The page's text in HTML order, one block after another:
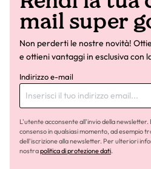
mail super
Non perderti le nostre novità!
e ottieni vantaggi in esclusiva con
Indirizzo e-mail
L'utente acconsente all'invio della
consenso in qualsiasi momento, ad esempio
dell'iscrizione alla newsletter. Per ulteriori
nostrapolitica di protezione dati.